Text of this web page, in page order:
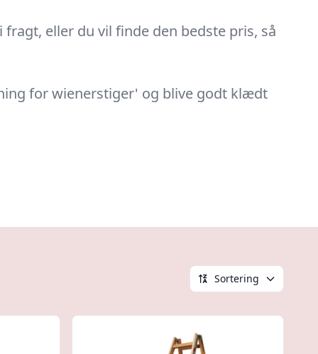
eller du vil finde den bedste pris, så
for wienerstiger' og blive godt klædt
Sortering